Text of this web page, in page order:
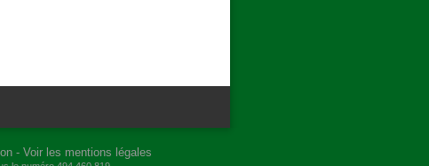
- Voir les mentions légales